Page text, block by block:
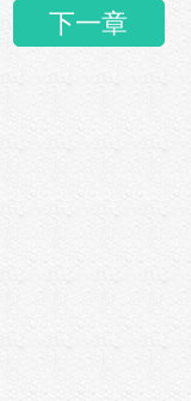
下一章